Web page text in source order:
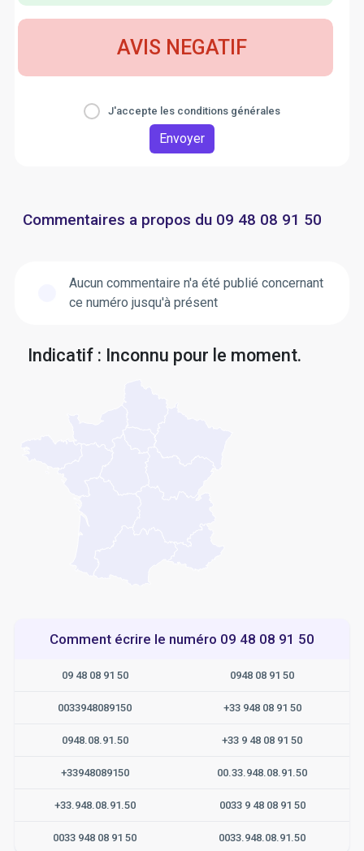
AVIS NEGATIF
J'accepte les conditions générales
Envoyer
Commentaires a propos du 09 48 08 91 50
Aucun commentaire n'a été publié concernant
ce numéro jusqu'à présent
Indicatif : Inconnu pour le moment.
Comment écrire le numéro 09 48 08 91 50
09 48 08 91 50 0948 08 91 50
0033948089150 +33 948 08 91 50
0948.08.91.50 +33 9 48 08 91 50
+33948089150 00.33.948.08.91.50
+33.948.08.91.50 0033 9 48 08 91 50
0033 948 08 91 50 0033.948.08.91.50